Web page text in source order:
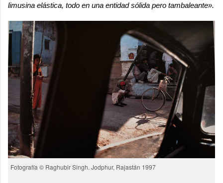
limusina elástica, todo en una entidad sólida pero tambaleante».
Fotografía © Raghubir Singh. Jodphur, Rajastán 1997